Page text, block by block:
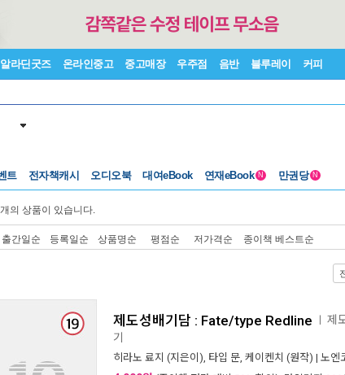
알라딘굿즈 온라인중고 중고매장 우주점 음반 블루레이 커피
트 전자책캐시 오디오북 대여eBook 연재eBook N 만권당 N
개의 상품이 있습니다.
출간일순 등록일순 상품명순 평점순 저가격순 종이책 베스트순
제도성배기담 : Fate/type Redline 제
기
히라노 료지 (지은이), 타입 문, 케이켄치 (원작) | 노엔